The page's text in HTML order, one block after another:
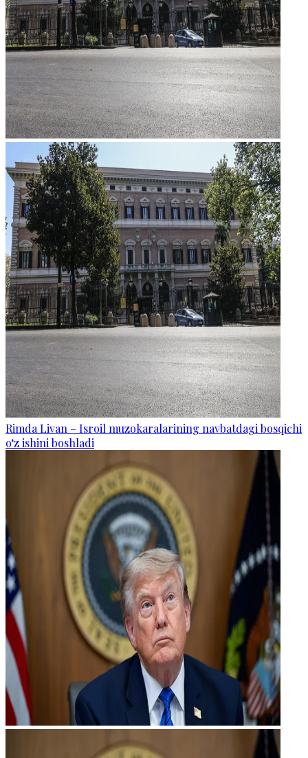
Rimda Livan – Isroil muzokaralarining navbatdagi bosqichi
o‘z ishini boshladi